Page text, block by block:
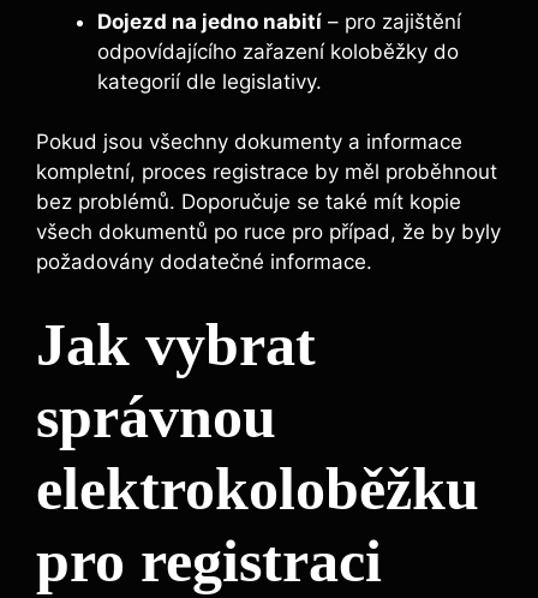
Dojezd na jedno nabití – pro zajištění
odpovídajícího zařazení koloběžky do
kategorií dle legislativy.
Pokud jsou všechny dokumenty a informace
kompletní, proces registrace by měl proběhnout
bez problémů. Doporučuje se také mít kopie
všech dokumentů po ruce pro případ, že by byly
požadovány dodatečné informace.
Jak vybrat
správnou
elektrokoloběžku
pro registraci